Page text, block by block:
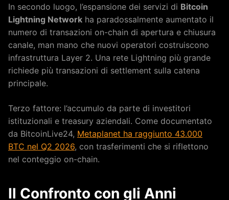
In secondo luogo, l’espansione dei servizi di Bitcoin
Lightning Network ha paradossalmente aumentato il
numero di transazioni on-chain di apertura e chiusura
canale, man mano che nuovi operatori costruiscono
infrastruttura Layer 2. Una rete Lightning più grande
richiede più transazioni di settlement sulla catena
principale.
Terzo fattore: l’accumulo da parte di investitori
istituzionali e treasury aziendali. Come documentato
da BitcoinLive24, Metaplanet ha raggiunto 43.000
BTC nel Q2 2026, con trasferimenti che si riflettono
nel conteggio on-chain.
Il Confronto con gli Anni